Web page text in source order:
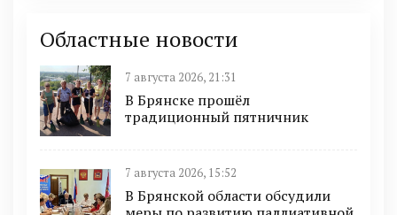
Областные новости
7 августа 2026, 21:31
В Брянске прошёл
традиционный пятничник
7 августа 2026, 15:52
В Брянской области обсудили